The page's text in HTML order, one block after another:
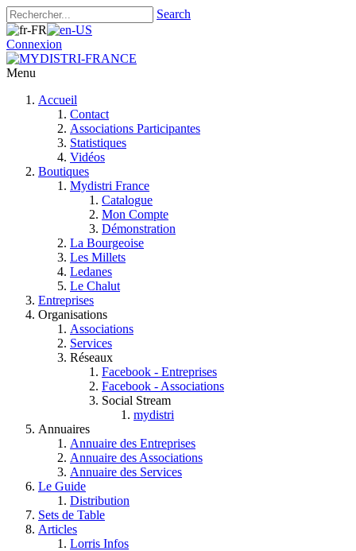
Search
Connexion
Menu
Accueil
Contact
Associations Participantes
Statistiques
Vidéos
Boutiques
Mydistri France
Catalogue
Mon Compte
Démonstration
La Bourgeoise
Les Millets
Ledanes
Le Chalut
Entreprises
Organisations
Associations
Services
Réseaux
Facebook - Entreprises
Facebook - Associations
Social Stream
mydistri
Annuaires
Annuaire des Entreprises
Annuaire des Associations
Annuaire des Services
Le Guide
Distribution
Sets de Table
Articles
Lorris Infos